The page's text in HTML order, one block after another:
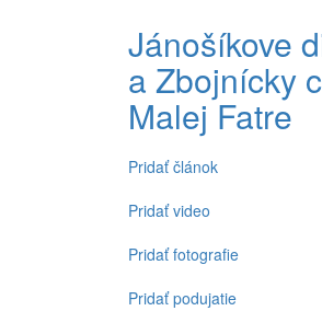
Jánošíkove
a Zbojnícky
Malej Fatre
Spodné
menu
Pridať článok
Pridať video
Pridať fotografie
Pridať podujatie